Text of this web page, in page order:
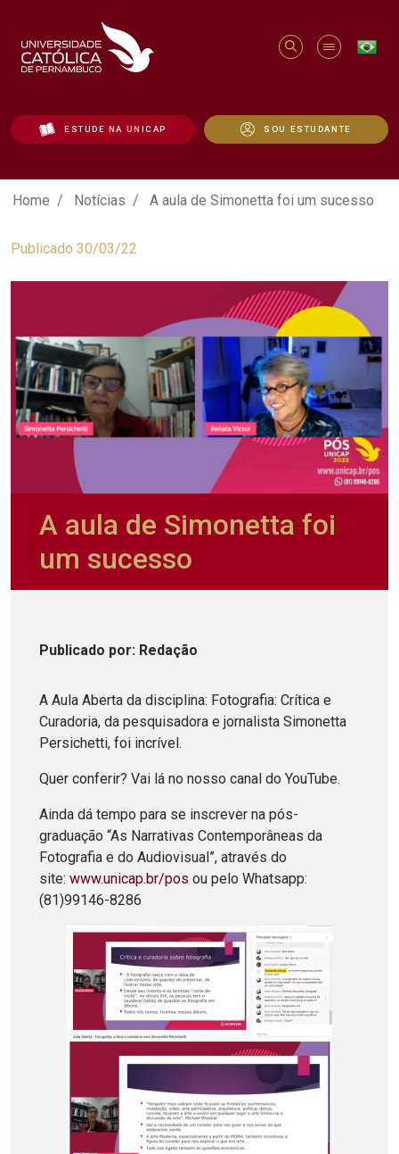
ESTUDE NA UNICAP SOU ESTUDANTE
A aula de Simonetta foi um sucesso -
Home Notícias A aula de Simonetta foi um sucesso
Publicado 30/03/22
A aula de Simonetta foi
um sucesso
Publicado por: Redação
A Aula Aberta da disciplina: Fotografia: Crítica e
Curadoria, da pesquisadora e jornalista Simonetta
Persichetti, foi incrível.
Quer conferir? Vai lá no nosso canal do YouTube.
Ainda dá tempo para se inscrever na pós-
graduação “As Narrativas Contemporâneas da
Fotografia e do Audiovisual”, através do
site: www.unicap.br/pos ou pelo Whatsapp:
(81)99146-8286